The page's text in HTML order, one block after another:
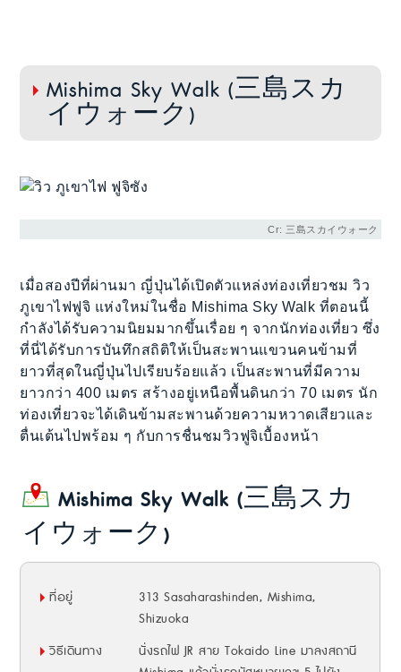
Mishima Sky Walk (三島スカ
イウォーク)
Cr: 三島スカイウォーク
เมื่อสองปีที่ผ่านมา ญี่ปุ่นได้เปิดตัวแหล่งท่องเที่ยวชม วิว
ภูเขาไฟฟูจิ แห่งใหม่ในชื่อ Mishima Sky Walk ที่ตอนนี้
กำลังได้รับความนิยมมากขึ้นเรื่อย ๆ จากนักท่องเที่ยว ซึ่ง
ที่นี่ได้รับการบันทึกสถิติให้เป็นสะพานแขวนคนข้ามที่
ยาวที่สุดในญี่ปุ่นไปเรียบร้อยแล้ว เป็นสะพานที่มีความ
ยาวกว่า 400 เมตร สร้างอยู่เหนือพื้นดินกว่า 70 เมตร นัก
ท่องเที่ยวจะได้เดินข้ามสะพานด้วยความหวาดเสียวและ
ตื่นเต้นไปพร้อม ๆ กับการชื่นชมวิวฟูจิเบื้องหน้า
Mishima Sky Walk (三島スカ
イウォーク)
ที่อยู่
313 Sasaharashinden, Mishima,
Shizuoka
วิธีเดินทาง
นั่งรถไฟ JR สาย Tokaido Line มาลงสถานี